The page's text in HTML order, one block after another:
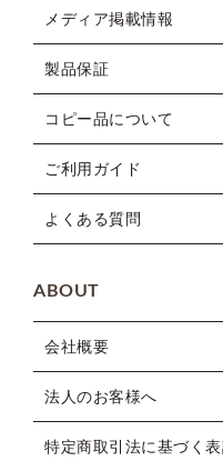
メディア掲載情報
製品保証
コピー品について
ご利用ガイド
よくある質問
ABOUT
会社概要
法人のお客様へ
特定商取引法に基づく